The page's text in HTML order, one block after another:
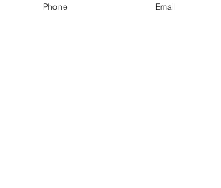
Phone Email